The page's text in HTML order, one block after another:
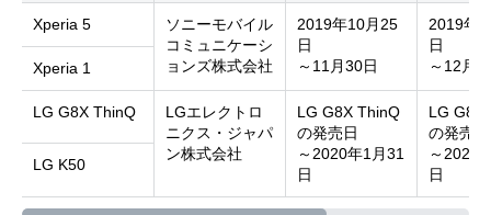
Xperia 5
ソニーモバイル
コミュニケーシ
ョンズ株式会社
2019年10月25
日
～11月30日
2019年
日
～12月8
Xperia 1
LG G8X ThinQ
LGエレクトロ
ニクス・ジャパ
ン株式会社
LG G8X ThinQ
の発売日
～2020年1月31
日
LG G8X
の発売日
～2020
日
LG K50